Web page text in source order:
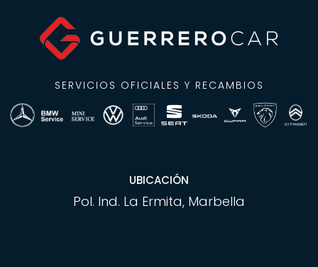
SERVICIOS OFICIALES Y RECAMBIOS
UBICACIÓN
Pol. Ind. La Ermita, Marbella